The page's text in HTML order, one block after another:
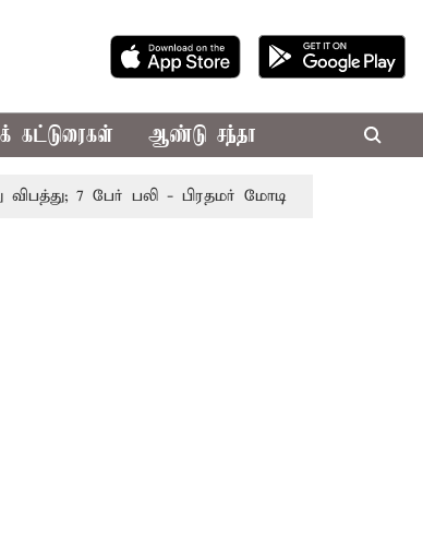
கட்டுரைகள் ஆண்டு சந்தா
7 பேர் பலி - பிரதமர் மோடி இரங்கல்